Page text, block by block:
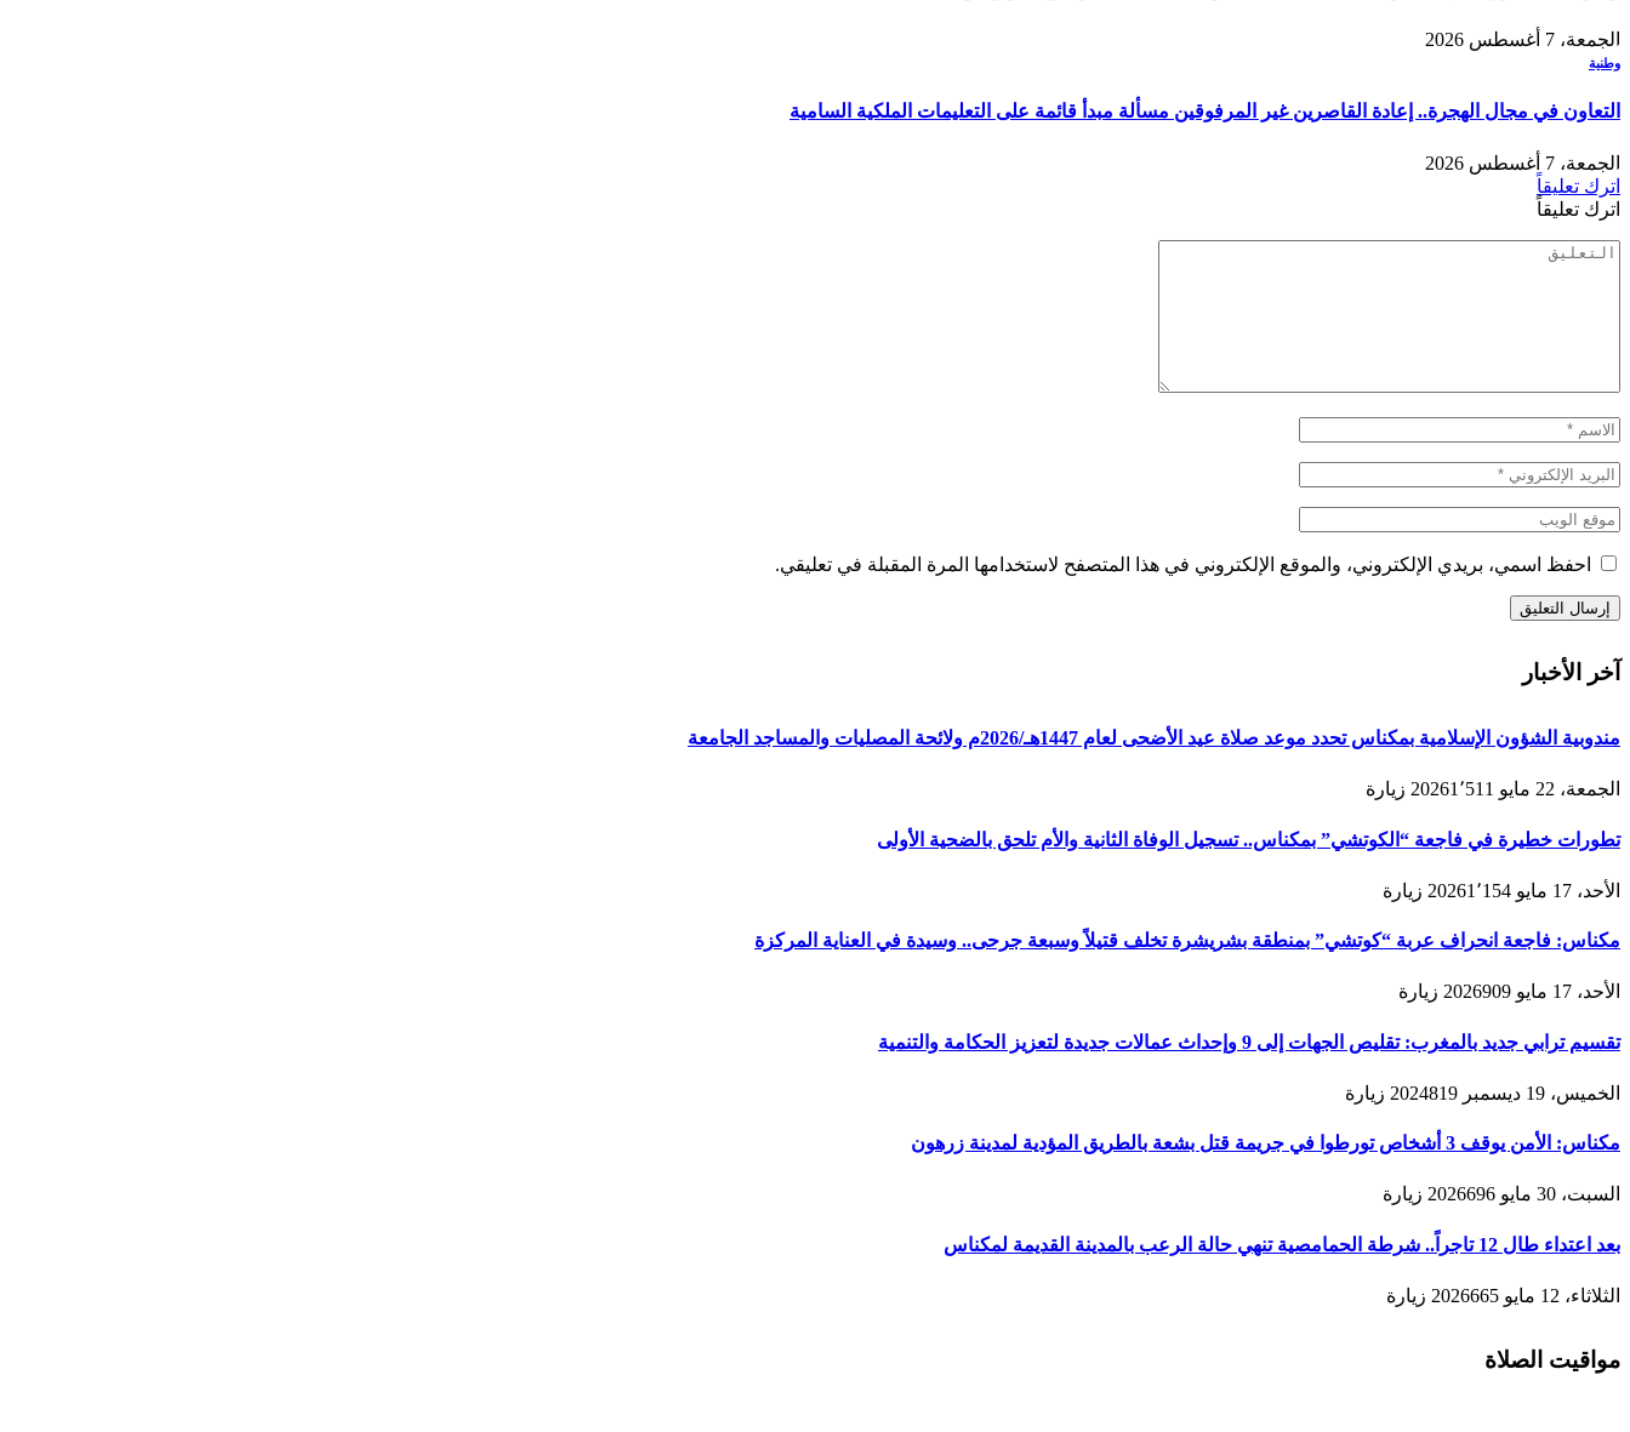
الجمعة، 7 أغسطس 2026
وطنية
التعاون في مجال الهجرة.. إعادة القاصرين غير المرفوقين مسألة مبدأ قائمة على التعليمات الملكية السامية
الجمعة، 7 أغسطس 2026
اترك تعليقاً
اترك تعليقاً
احفظ اسمي، بريدي الإلكتروني، والموقع الإلكتروني في هذا المتصفح لاستخدامها المرة المقبلة في تعليقي.
آخر الأخبار
مندوبية الشؤون الإسلامية بمكناس تحدد موعد صلاة عيد الأضحى لعام 1447هـ/2026م ولائحة المصليات والمساجد الجامعة
الجمعة، 22 مايو 2026 1٬511 زيارة
تطورات خطيرة في فاجعة “الكوتشي” بمكناس.. تسجيل الوفاة الثانية والأم تلحق بالضحية الأولى
الأحد، 17 مايو 2026 1٬154 زيارة
مكناس: فاجعة انحراف عربة “كوتشي” بمنطقة بشريشرة تخلف قتيلاً وسبعة جرحى.. وسيدة في العناية المركزة
الأحد، 17 مايو 2026 909 زيارة
تقسيم ترابي جديد بالمغرب: تقليص الجهات إلى 9 وإحداث عمالات جديدة لتعزيز الحكامة والتنمية
الخميس، 19 ديسمبر 2024 819 زيارة
مكناس: الأمن يوقف 3 أشخاص تورطوا في جريمة قتل بشعة بالطريق المؤدية لمدينة زرهون
السبت، 30 مايو 2026 696 زيارة
بعد اعتداء طال 12 تاجراً.. شرطة الحمامصية تنهي حالة الرعب بالمدينة القديمة لمكناس
الثلاثاء، 12 مايو 2026 665 زيارة
مواقيت الصلاة